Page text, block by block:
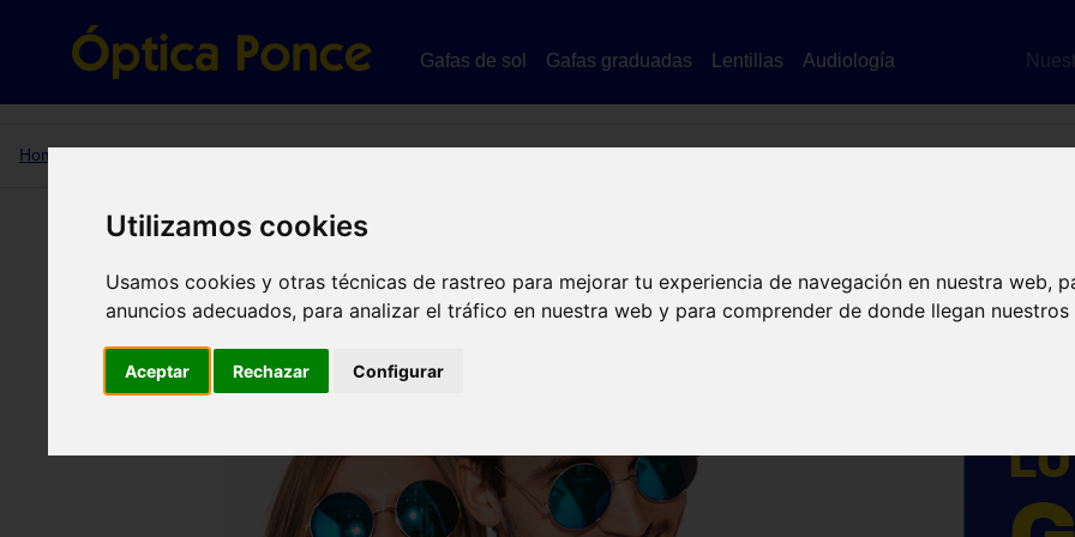
Utilizamos cookies
Usamos cookies y otras técnicas de rastreo para mejorar tu experiencia de navegación en nuestra web,
anuncios adecuados, para analizar el tráfico en nuestra web y para comprender de donde llegan nuestros
Aceptar Rechazar Configurar
Gafas de sol Gafas graduadas Lentillas Audiología
Home
Tu óptica en Murcia con las principales marcas en